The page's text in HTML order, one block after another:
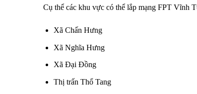
Cụ thể các khu vực có thể lắp mạng FPT Vĩnh
Xã Chấn Hưng
Xã Nghĩa Hưng
Xã Đại Đồng
Thị trấn Thổ Tang